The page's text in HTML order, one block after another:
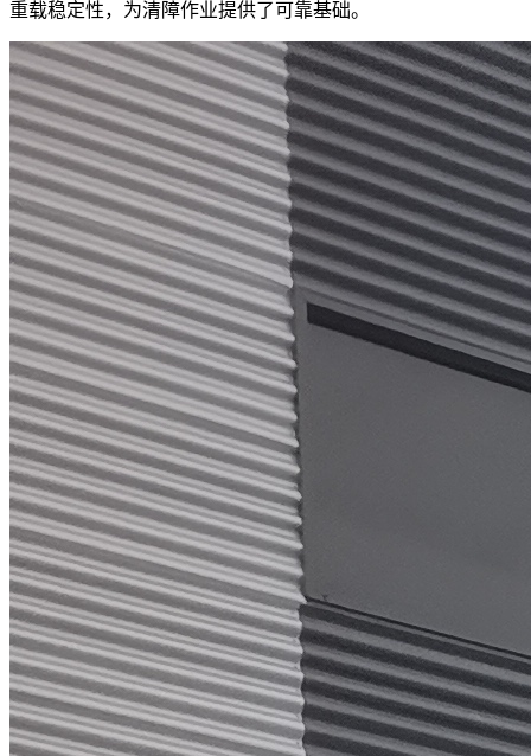
重载稳定性，为清障作业提供了可靠基础。